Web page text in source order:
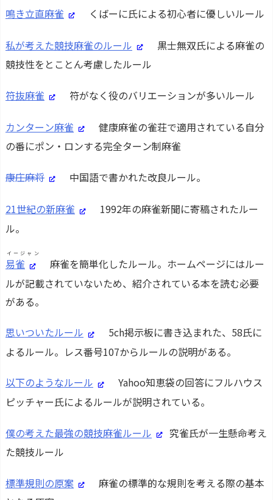
鳴き立直麻雀 くばーに氏による初心者に優しいルール
私が考えた競技麻雀のルール
黒士無双氏による麻雀の
競技性をとことん考慮したルール
符抜麻雀 符がなく役のバリエーションが多いルール
カンターン麻雀
健康麻雀の雀荘で適用されている自分
の番にポン・ロンする完全ターン制麻雀
康庄麻将 中国語で書かれた改良ルール。
21世紀の新麻雀
1992年の麻雀新聞に寄稿されたルー
ル。
易雀
イージャン
麻雀を簡単化したルール。ホームページにはルー
ルが記載されていないため、紹介されている本を読む必要
がある。
思いついたルール
5ch掲示板に書き込まれた、58氏に
よるルール。レス番号107からルールの説明がある。
以下のようなルール
Yahoo知恵袋の回答にフルハウス
ピッチャー氏によるルールが説明されている。
僕の考えた最強の競技麻雀ルール
究雀氏が一生懸命考え
た競技ルール
標準規則の原案
麻雀の標準的な規則を考える際の基本